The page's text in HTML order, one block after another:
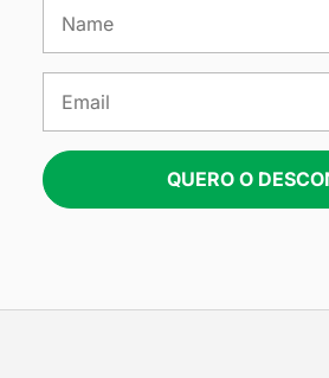
QUERO O